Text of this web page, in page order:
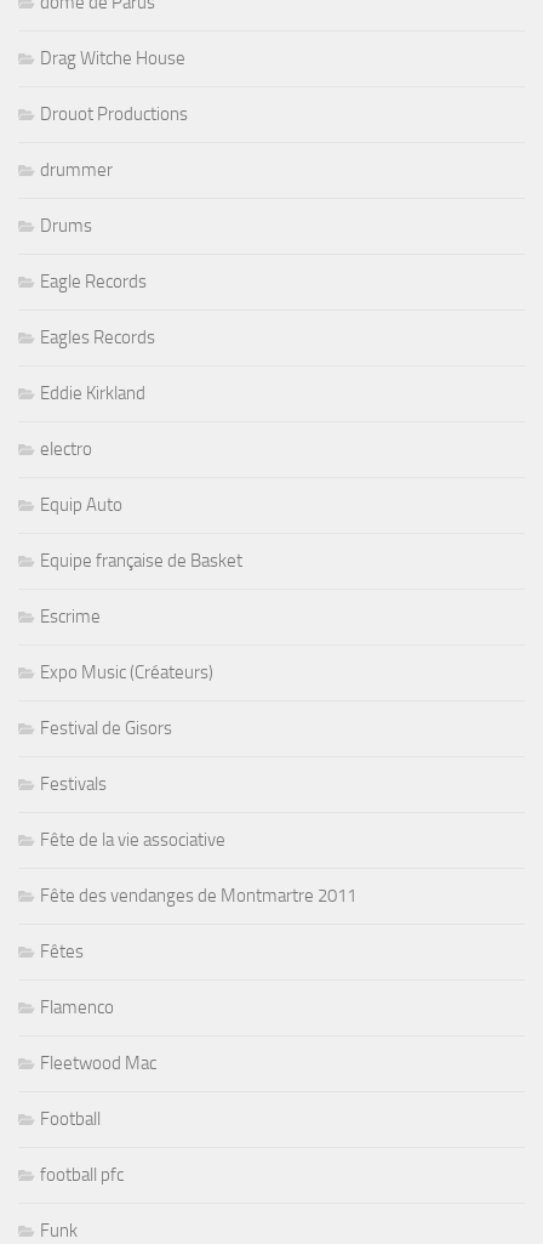
Drag Witche House
Drouot Productions
drummer
Drums
Eagle Records
Eagles Records
Eddie Kirkland
electro
Equip Auto
Equipe française de Basket
Escrime
Expo Music (Créateurs)
Festival de Gisors
Festivals
Fête de la vie associative
Fête des vendanges de Montmartre 2011
Fêtes
Flamenco
Fleetwood Mac
Football
football pfc
Funk